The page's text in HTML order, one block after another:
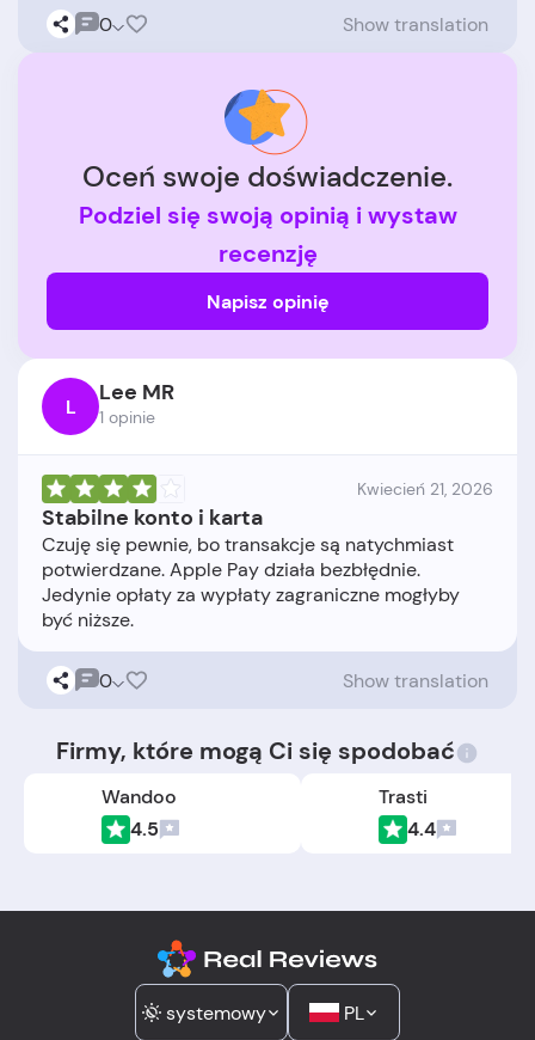
0 Show translation
Oceń swoje doświadczenie.
Podziel się swoją opinią i wystaw
recenzję
Napisz opinię
L Lee MR
1 opinie
Kwiecień 21, 2026
Stabilne konto i karta
Czuję się pewnie, bo transakcje są natychmiast
potwierdzane. Apple Pay działa bezbłędnie.
Jedynie opłaty za wypłaty zagraniczne mogłyby
0 Show translation
Firmy, które mogą Ci się spodobać
Wandoo
4.5
Trasti
4.4
systemowy PL